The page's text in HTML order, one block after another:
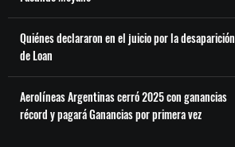
Quiénes declararon en el juicio por la desaparición
de Loan
Aerolíneas Argentinas cerró 2025 con ganancias
récord y pagará Ganancias por primera vez